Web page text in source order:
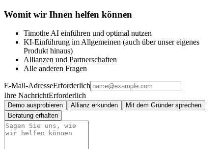
Womit wir Ihnen helfen können
Timothe AI einführen und optimal nutzen
KI-Einführung im Allgemeinen (auch über unser eigenes
Produkt hinaus)
Allianzen und Partnerschaften
Alle anderen Fragen
E-Mail-AdresseErforderlich
Ihre NachrichtErforderlich
Demo ausprobieren Allianz erkunden
Mit dem Gründer sprechen
Beratung erhalten